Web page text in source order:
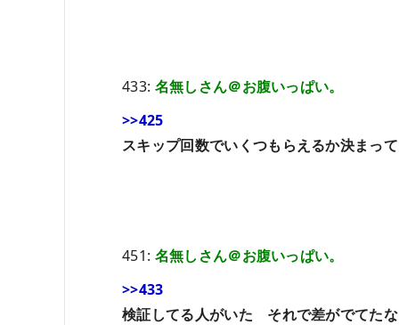
433: 名無しさん＠お腹いっぱい。
>>425
スキップ回数でいくつもらえるか決まっ
451: 名無しさん＠お腹いっぱい。
>>433
検証してる人がいた それで差がでてたな